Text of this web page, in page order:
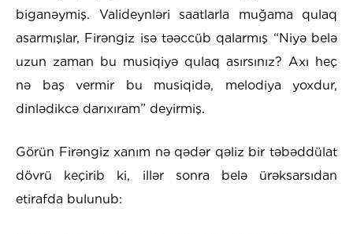
biganəymiş. Valideynləri saatlarla muğama qulaq
asarmışlar, Firəngiz isə təəccüb qalarmış “Niyə belə
uzun zaman bu musiqiyə qulaq asırsınız? Axı heç
nə baş vermir bu musiqidə, melodiya yoxdur,
dinlədikcə darıxıram” deyirmiş.
Görün Firəngiz xanım nə qədər qəliz bir təbəddülat
dövrü keçirib ki, illər sonra belə ürəksarsıdan
etirafda bulunub: